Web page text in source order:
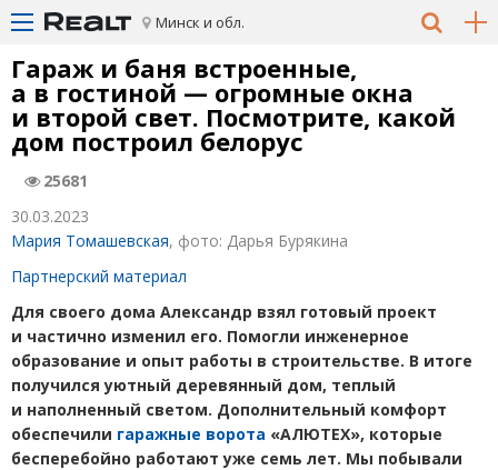
Минск и обл.
Гараж и баня встроенные,
а в гостиной — огромные окна
и второй свет. Посмотрите, какой
дом построил белорус
25681
30.03.2023
Мария Томашевская, фото: Дарья Бурякина
Партнерский материал
Для своего дома Александр взял готовый проект
и частично изменил его. Помогли инженерное
образование и опыт работы в строительстве. В итоге
получился уютный деревянный дом, теплый
и наполненный светом. Дополнительный комфорт
обеспечили гаражные ворота «АЛЮТЕХ», которые
бесперебойно работают уже семь лет. Мы побывали